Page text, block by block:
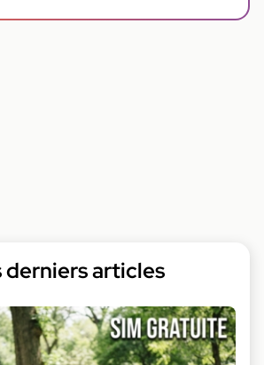
derniers articles